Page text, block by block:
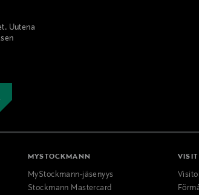
Uutena
MYSTOCKMANN
MyStockmann-jäsenyys
Stockmann Mastercard
VISIT